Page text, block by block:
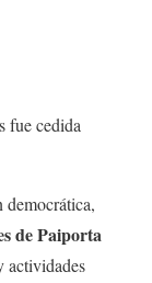
fue cedida
democrática,
de Paiporta
actividades